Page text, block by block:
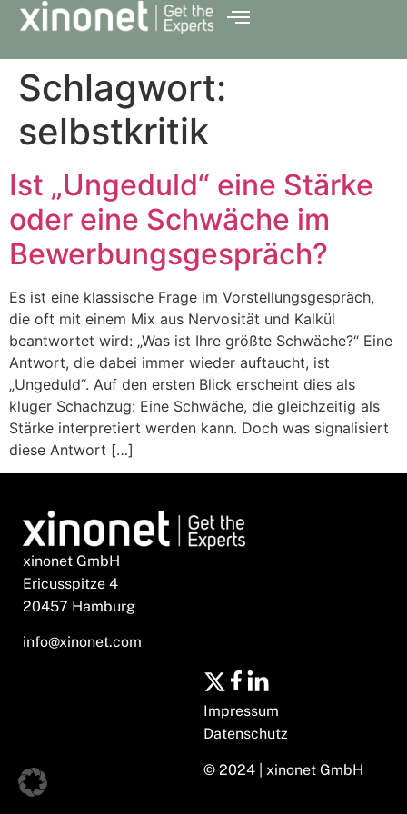
Schlagwort:
selbstkritik
Ist „Ungeduld“ eine Stärke
oder eine Schwäche im
Bewerbungsgespräch?
Es ist eine klassische Frage im Vorstellungsgespräch,
die oft mit einem Mix aus Nervosität und Kalkül
beantwortet wird: „Was ist Ihre größte Schwäche?“ Eine
Antwort, die dabei immer wieder auftaucht, ist
„Ungeduld“. Auf den ersten Blick erscheint dies als
kluger Schachzug: Eine Schwäche, die gleichzeitig als
Stärke interpretiert werden kann. Doch was signalisiert
diese Antwort […]
xinonet GmbH
Ericusspitze 4
20457 Hamburg
info@xinonet.com
Impressum
Datenschutz
© 2024 | xinonet GmbH